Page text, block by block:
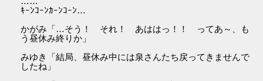
ｷｰﾝｺｰﾝｶｰﾝｺｰﾝ…
かがみ「…そう！ それ！ あははっ！！ ってあ～、も
う昼休み終りか」
みゆき「結局、昼休み中には泉さんたち戻ってきませんで
したね」